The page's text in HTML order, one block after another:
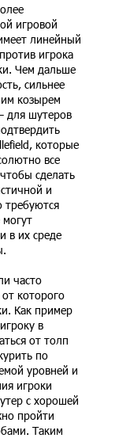
игровой
линейный
игрока
Чем дальше
сильнее
козырем
для шутеров
которые
все
сделать
и
требуются
в их среде
часто
которого
Как пример
в
от толп
по
уровней и
игроки
с хорошей
пройти
Таким